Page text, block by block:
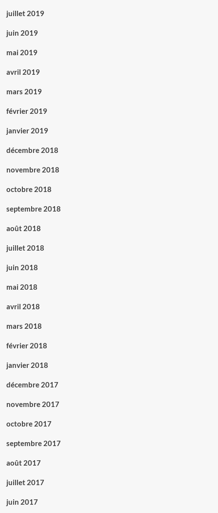
juillet 2019
juin 2019
mai 2019
avril 2019
mars 2019
février 2019
janvier 2019
décembre 2018
novembre 2018
octobre 2018
septembre 2018
août 2018
juillet 2018
juin 2018
mai 2018
avril 2018
mars 2018
février 2018
janvier 2018
décembre 2017
novembre 2017
octobre 2017
septembre 2017
août 2017
juillet 2017
juin 2017